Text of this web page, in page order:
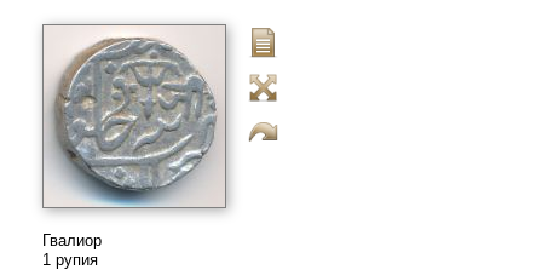
Гвалиор
1 рупия